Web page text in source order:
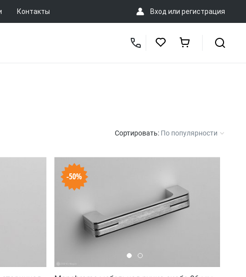
Контакты Вход или регистрация
Сортировать: По популярности
-50%